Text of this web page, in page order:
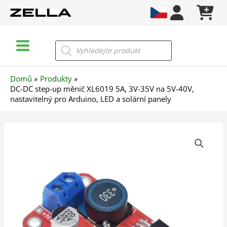
Menu
Products
search
Domů
Produkty
DC-DC step-up měnič XL6019 5A, 3V-35V na 5V-40V,
nastavitelný pro Arduino, LED a solární panely